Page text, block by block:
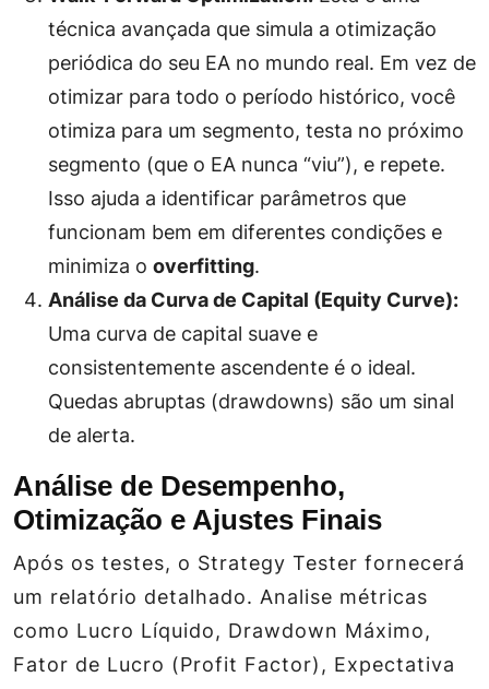
técnica avançada que simula a otimização
periódica do seu EA no mundo real. Em vez de
otimizar para todo o período histórico, você
otimiza para um segmento, testa no próximo
segmento (que o EA nunca “viu”), e repete.
Isso ajuda a identificar parâmetros que
funcionam bem em diferentes condições e
minimiza o overfitting.
Análise da Curva de Capital (Equity Curve):
Uma curva de capital suave e
consistentemente ascendente é o ideal.
Quedas abruptas (drawdowns) são um sinal
de alerta.
Análise de Desempenho,
Otimização e Ajustes Finais
Após os testes, o Strategy Tester fornecerá
um relatório detalhado. Analise métricas
como Lucro Líquido, Drawdown Máximo,
Fator de Lucro (Profit Factor), Expectativa